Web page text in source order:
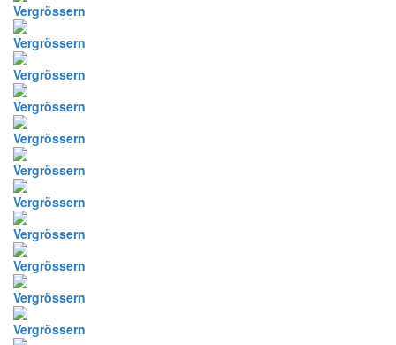
Vergrössern
Vergrössern
Vergrössern
Vergrössern
Vergrössern
Vergrössern
Vergrössern
Vergrössern
Vergrössern
Vergrössern
Vergrössern